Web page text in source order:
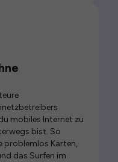
mobiles Internet zu
bist. So
problemlos Karten,
das Surfen im